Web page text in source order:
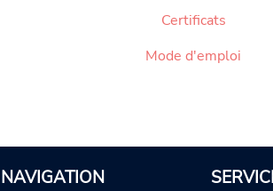
Certificats
Mode d'emploi
NAVIGATION